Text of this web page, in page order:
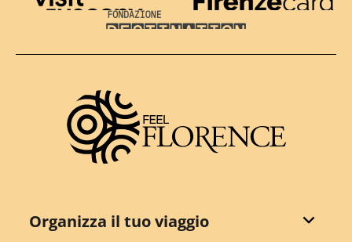
Visit Tuscany
Firenze Card
Destination Florence
Organizza il tuo viaggio